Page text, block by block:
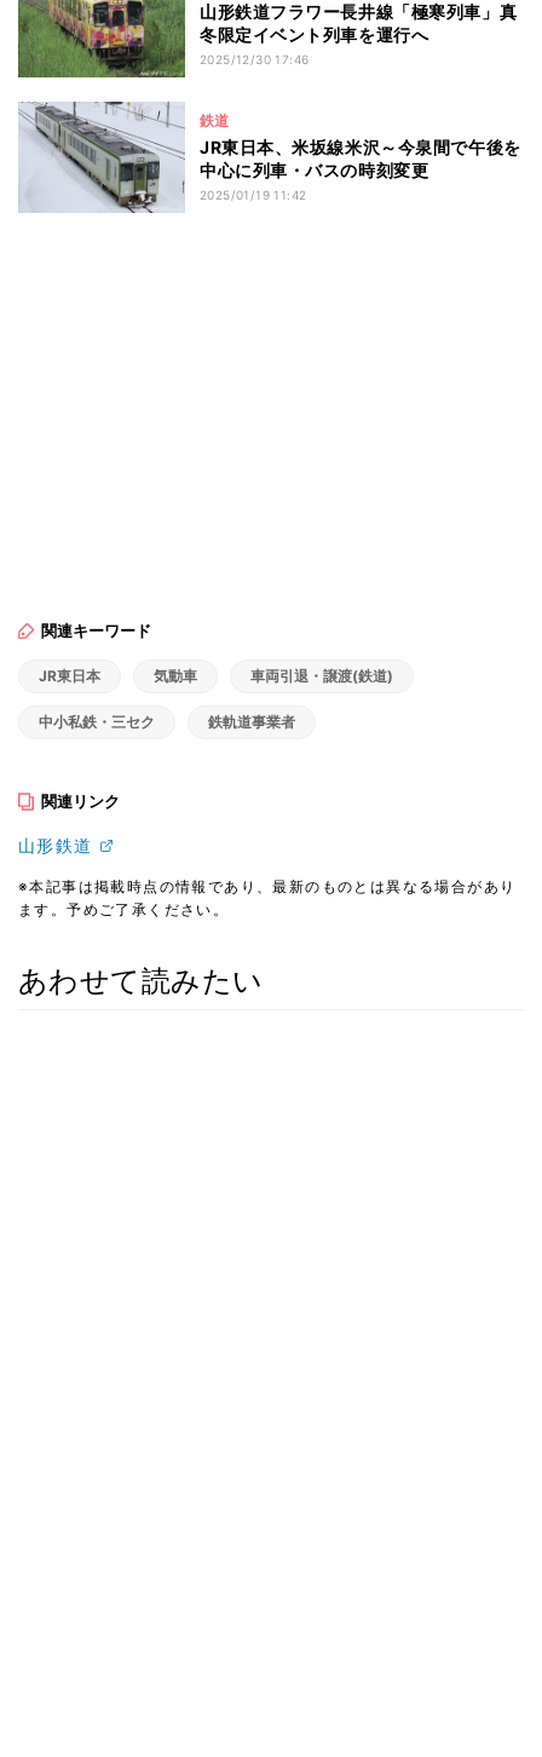
山形鉄道フラワー長井線「極寒列車」真
冬限定イベント列車を運行へ
2025/12/30 17:46
鉄道
JR東日本、米坂線米沢～今泉間で午後を
中心に列車・バスの時刻変更
2025/01/19 11:42
関連キーワード
JR東日本 気動車 車両引退・譲渡(鉄道)
中小私鉄・三セク 鉄軌道事業者
関連リンク
山形鉄道
※本記事は掲載時点の情報であり、最新のものとは異なる場合があり
ます。予めご了承ください。
あわせて読みたい